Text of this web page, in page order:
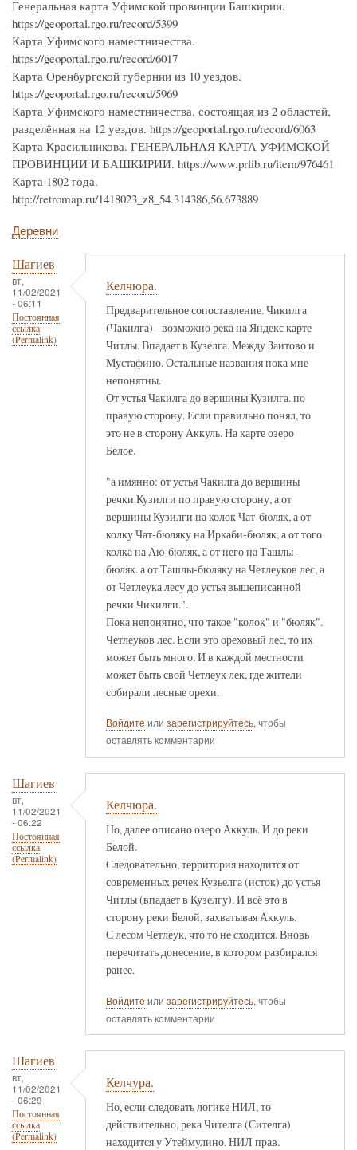
Генеральная карта Уфимской провинции Башкирии.
https://geoportal.rgo.ru/record/5399
Карта Уфимского наместничества.
https://geoportal.rgo.ru/record/6017
Карта Оренбургской губернии из 10 уездов.
https://geoportal.rgo.ru/record/5969
Карта Уфимского наместничества, состоящая из 2 областей,
разделённая на 12 уездов. https://geoportal.rgo.ru/record/6063
Карта Красильникова. ГЕНЕРАЛЬНАЯ КАРТА УФИМСКОЙ
ПРОВИНЦИИ И БАШКИРИИ. https://www.prlib.ru/item/976461
Карта 1802 года.
http://retromap.ru/1418023_z8_54.314386,56.673889
Деревни
Шагиев
вт,
11/02/2021
- 06:11
Постоянная
ссылка
(Permalink)
Келчюра.
Предварительное сопоставление. Чикилга
(Чакилга) - возможно река на Яндекс карте
Читлы. Впадает в Кузелга. Между Заитово и
Мустафино. Остальные названия пока мне
непонятны.
От устья Чакилга до вершины Кузилга. по
правую сторону. Если правильно понял, то
это не в сторону Аккуль. На карте озеро
Белое.
"а имянно: от устья Чакилга до вершины
речки Кузилги по правую сторону, а от
вершины Кузилги на колок Чат-бюляк, а от
колку Чат-бюляку на Иркаби-бюляк, а от того
колка на Аю-бюляк, а от него на Ташлы-
бюляк. а от Ташлы-бюляку на Четлеуков лес, а
от Четлеука лесу до устья вышеписанной
речки Чикилги.".
Пока непонятно, что такое "колок" и "бюляк".
Четлеуков лес. Если это ореховый лес, то их
может быть много. И в каждой местности
может быть свой Четлеук лек, где жители
собирали лесные орехи.
Войдите или зарегистрируйтесь, чтобы
оставлять комментарии
Шагиев
вт,
11/02/2021
- 06:22
Постоянная
ссылка
(Permalink)
Келчюра.
Но, далее описано озеро Аккуль. И до реки
Белой.
Следовательно, территория находится от
современных речек Кузьелга (исток) до устья
Читлы (впадает в Кузелгу). И всё это в
сторону реки Белой, захватывая Аккуль.
С лесом Четлеук, что то не сходится. Вновь
перечитать донесение, в котором разбирался
ранее.
Войдите или зарегистрируйтесь, чтобы
оставлять комментарии
Шагиев
вт,
11/02/2021
- 06:29
Постоянная
ссылка
(Permalink)
Келчура.
Но, если следовать логике НИЛ, то
действительно, река Чителга (Сителга)
находится у Утеймулино. НИЛ прав.